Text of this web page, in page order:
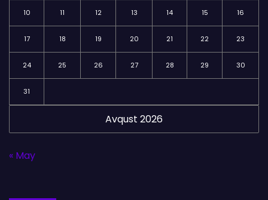
Avqust 2026
10 11 12 13 14 15 16
17 18 19 20 21 22 23
24 25 26 27 28 29 30
31
« May